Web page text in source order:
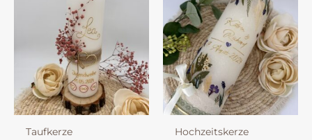
Taufkerze
Hochzeitskerze